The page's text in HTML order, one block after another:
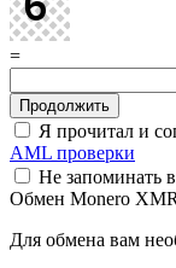
=
Я прочитал и
AML проверки
Не запоминать
Обмен Monero
Для обмена вам